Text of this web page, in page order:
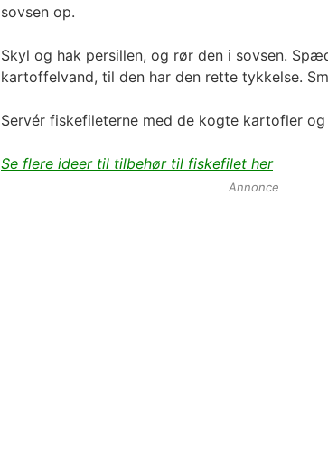
sovsen op.
Skyl og hak persillen, og rør den i sovsen.
kartoffelvand, til den har den rette tykkelse.
Servér fiskefileterne med de kogte kartofler og
Se flere ideer til tilbehør til fiskefilet her
Annonce